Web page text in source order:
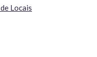
Locais